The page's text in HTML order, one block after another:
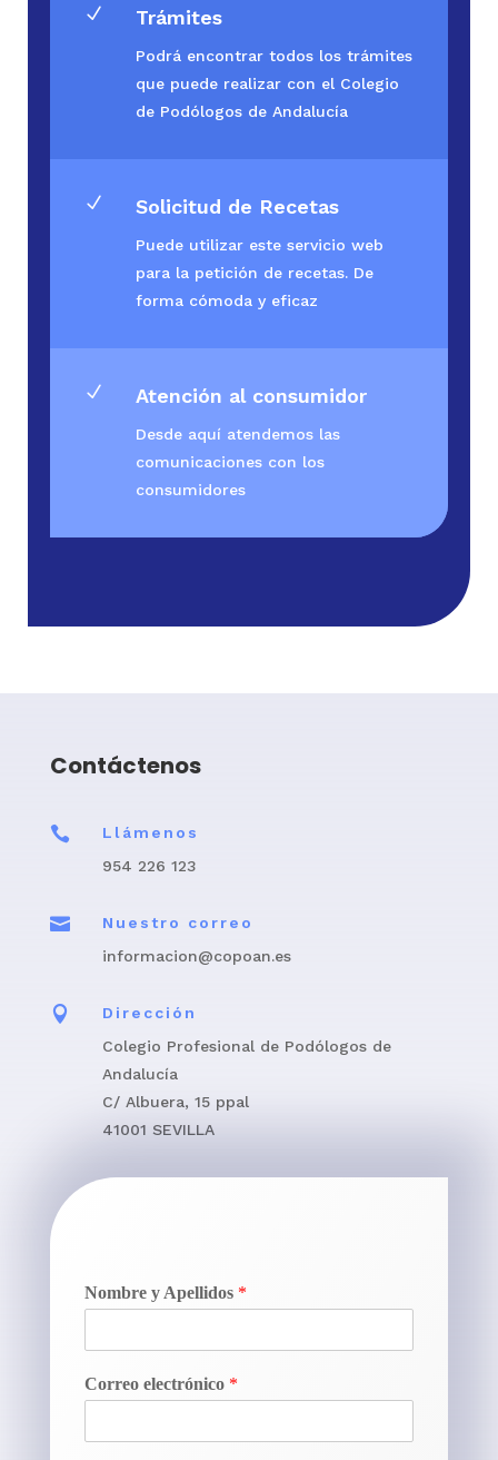
N Trámites
Podrá encontrar todos los trámites
que puede realizar con el Colegio
de Podólogos de Andalucía
N Solicitud de Recetas
Puede utilizar este servicio web
para la petición de recetas. De
forma cómoda y eficaz
N Atención al consumidor
Desde aquí atendemos las
comunicaciones con los
consumidores
Contáctenos

Llámenos
954 226 123

Nuestro correo
informacion@copoan.es

Dirección
Colegio Profesional de Podólogos de
Andalucía
C/ Albuera, 15 ppal
41001 SEVILLA
Nombre y Apellidos *
Correo electrónico *